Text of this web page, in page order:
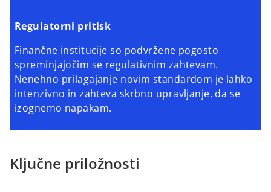
Regulatorni pritisk
Finančne institucije so podvržene pogosto
spreminjajočim se regulativnim zahtevam.
Nenehno prilagajanje novim standardom je lahko
intenzivno in zahteva skrbno upravljanje, da se
izognemo napakam.
Ključne priložnosti